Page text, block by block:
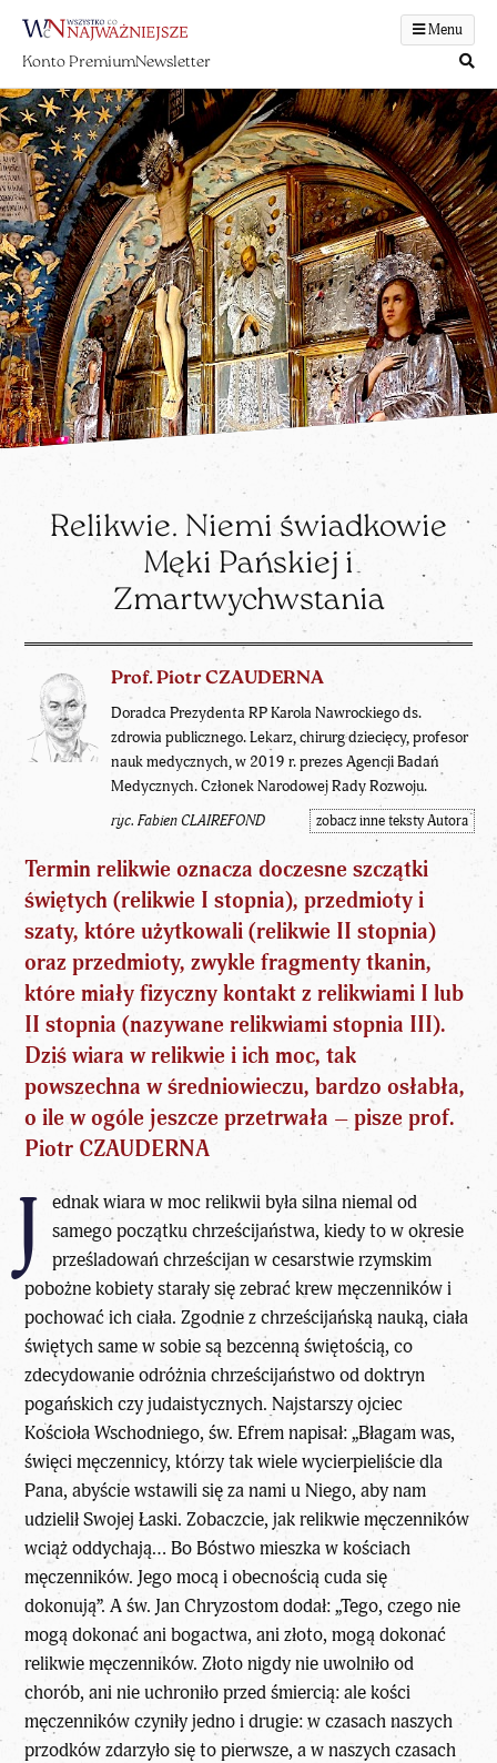
Menu
Konto PremiumNewsletter
Relikwie. Niemi świadkowie
Męki Pańskiej i
Zmartwychwstania
Prof. Piotr CZAUDERNA
Doradca Prezydenta RP Karola Nawrockiego ds.
zdrowia publicznego. Lekarz, chirurg dziecięcy, profesor
nauk medycznych, w 2019 r. prezes Agencji Badań
Medycznych. Członek Narodowej Rady Rozwoju.
ryc. Fabien CLAIREFOND zobacz inne teksty Autora
Termin relikwie oznacza doczesne szczątki
świętych (relikwie I stopnia), przedmioty i
szaty, które użytkowali (relikwie II stopnia)
oraz przedmioty, zwykle fragmenty tkanin,
które miały fizyczny kontakt z relikwiami I lub
II stopnia (nazywane relikwiami stopnia III).
Dziś wiara w relikwie i ich moc, tak
powszechna w średniowieczu, bardzo osłabła,
o ile w ogóle jeszcze przetrwała – piszeprof.
Piotr CZAUDERNA
J
ednak wiara w moc relikwii była silna niemal od
samego początku chrześcijaństwa, kiedy to w okresie
prześladowańchrześcijanw cesarstwie rzymskim
pobożne kobiety starały się zebrać krew męczenników i
pochować ich ciała. Zgodnie z chrześcijańską nauką, ciała
świętych same w sobie są bezcenną świętością, co
zdecydowanie odróżnia chrześcijaństwo od doktryn
pogańskich czy judaistycznych. Najstarszy ojciec
Kościoła Wschodniego, św. Efrem napisał: „Błagam was,
święci męczennicy, którzy tak wiele wycierpieliście dla
Pana, abyście wstawili się za nami u Niego, aby nam
udzielił Swojej Łaski. Zobaczcie, jak relikwie męczenników
wciąż oddychają… Bo Bóstwo mieszka w kościach
męczenników. Jego mocą i obecnością cuda się
dokonują”. A św. Jan Chryzostom dodał: „Tego, czego nie
mogą dokonać ani bogactwa, ani złoto, mogą dokonać
relikwie męczenników. Złoto nigdy nie uwolniło od
chorób, ani nie uchroniło przed śmiercią: ale kości
męczenników czyniły jedno i drugie: w czasach naszych
przodków zdarzyło się to pierwsze, a w naszych czasach